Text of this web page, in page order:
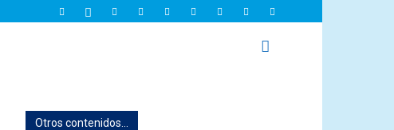
Otros contenidos...